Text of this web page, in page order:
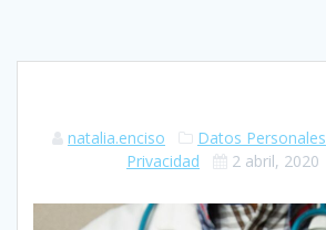
natalia.enciso Datos Personales
Privacidad
2 abril, 2020